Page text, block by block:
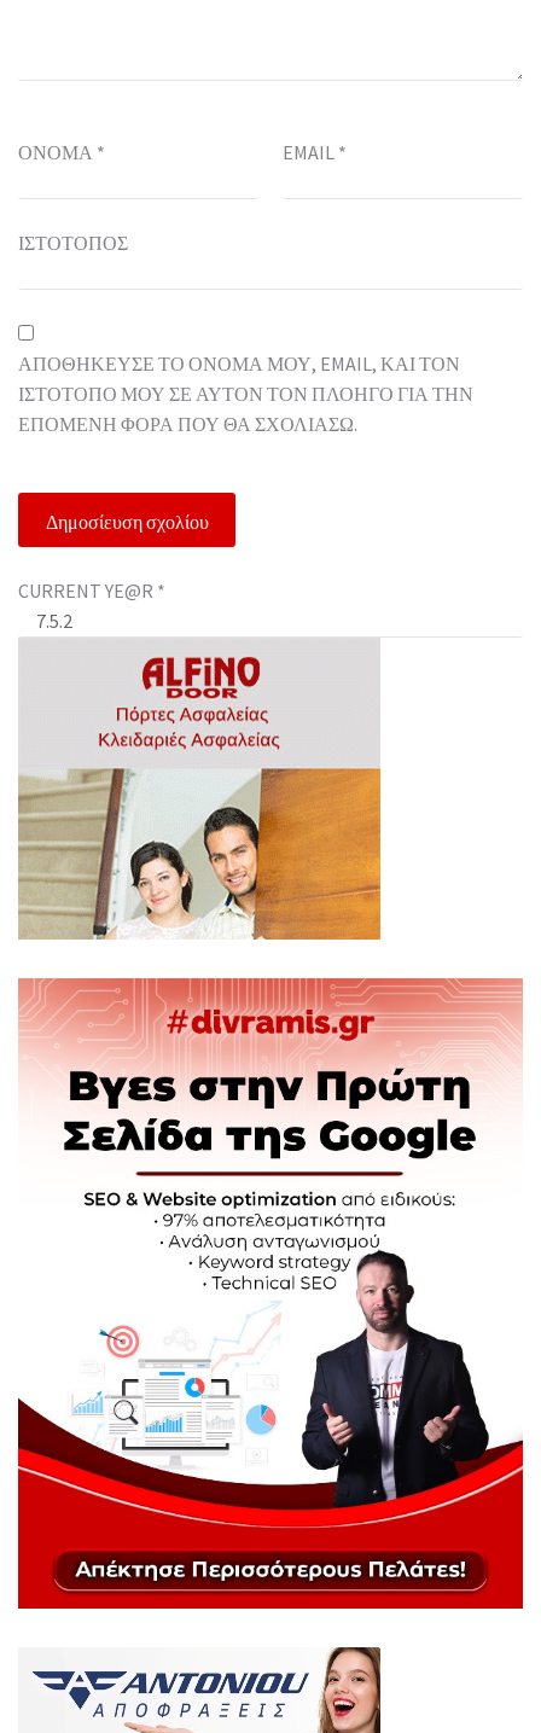
ΌΝΟΜΑ * EMAIL *
ΙΣΤΌΤΟΠΟΣ
ΑΠΟΘΉΚΕΥΣΕ ΤΟ ΌΝΟΜΆ ΜΟΥ, EMAIL, ΚΑΙ ΤΟΝ
ΙΣΤΌΤΟΠΟ ΜΟΥ ΣΕ ΑΥΤΌΝ ΤΟΝ ΠΛΟΗΓΌ ΓΙΑ ΤΗΝ
ΕΠΌΜΕΝΗ ΦΟΡΆ ΠΟΥ ΘΑ ΣΧΟΛΙΆΣΩ.
CURRENT YE@R *